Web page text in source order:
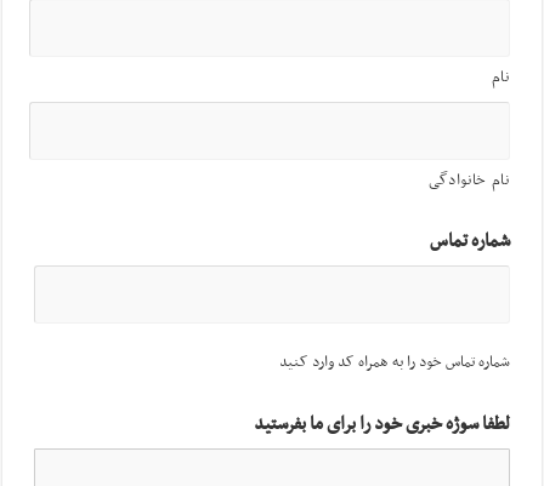
نام
نام خانوادگی
شماره تماس
شماره تماس خود را به همراه کد وارد کنید
لطفا سوژه خبری خود را برای ما بفرستید